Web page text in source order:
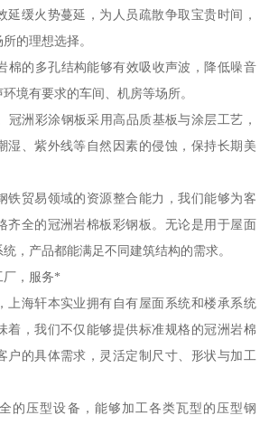
延缓火势蔓延，为人员疏散争取宝贵时间，
的理想选择。
棉的多孔结构能够有效吸收声波，降低噪音
境有要求的车间、机房等场所。
冠洲彩涂钢板采用高品质基板与涂层工艺，
湿、紫外线等自然因素的侵蚀，保持长期美
铁贸易领域的资源整合能力，我们能够为客
齐全的冠洲岩棉板彩钢板。无论是用于屋面
，产品都能满足不同建筑结构的需求。
厂，服务*
上海轩本实业拥有自有屋面系统和楼承系统
着，我们不仅能够提供标准规格的冠洲岩棉
户的具体需求，灵活定制尺寸、形状与加工
的压型设备，能够加工各类瓦型的压型钢